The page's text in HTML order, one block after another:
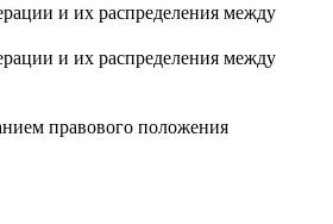
и их распределения между
и их распределения между
правового положения